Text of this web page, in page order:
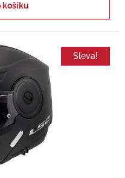
košíku
Sleva!